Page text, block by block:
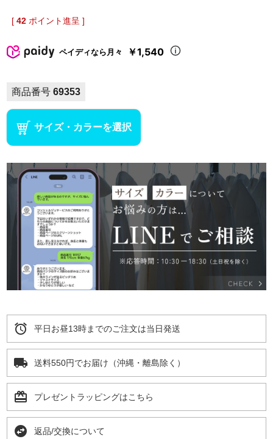
[ 42 ポイント進呈 ]
ペイディなら月々 ￥1,540
商品番号 69353
サイズ・カラーを選択
alarm 平日お昼13時までのご注文は当日発送
local_shipping 送料550円でお届け（沖縄・離島除く）
card_giftcard プレゼントラッピングはこちら
swap_horizontal_circle 返品/交換について